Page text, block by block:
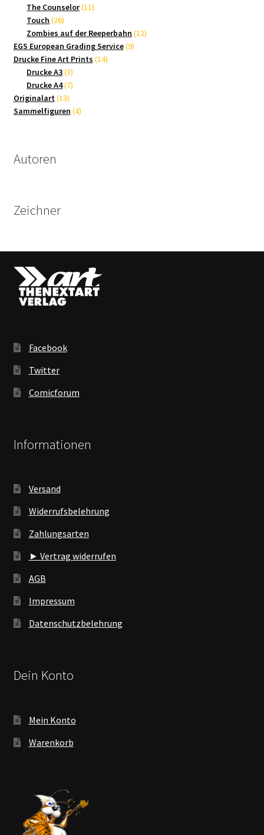
Produkte
The Counselor 1111
Touch 2626
Produkte
Zombies auf der Reeperbahn 1212
EGS European Grading Service 99
Drucke Fine Art Prints 1414
Drucke A3 33
Produkte
Drucke A4 77
Originalart 1313
Produkte
Sammelfiguren 44
Autoren
Zeichner
Facebook
Twitter
Comicforum
Informationen
Versand
Widerrufsbelehrung
Zahlungsarten
► Vertrag widerrufen
AGB
Impressum
Datenschutzbelehrung
Dein Konto
Mein Konto
Warenkorb